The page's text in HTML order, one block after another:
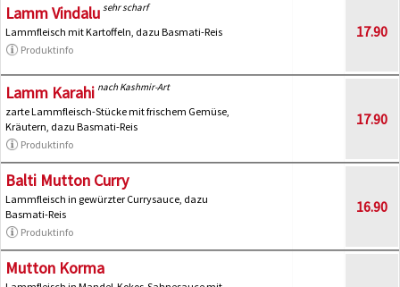
Lamm Vindalu sehr scharf
Lammfleisch mit Kartoffeln, dazu Basmati-Reis
Produktinfo
17.90
Lamm Karahi nach Kashmir-Art
zarte Lammfleisch-Stücke mit frischem Gemüse,
Kräutern, dazu Basmati-Reis
Produktinfo
17.90
Balti Mutton Curry
Lammfleisch in gewürzter Currysauce, dazu
Basmati-Reis
Produktinfo
16.90
Mutton Korma